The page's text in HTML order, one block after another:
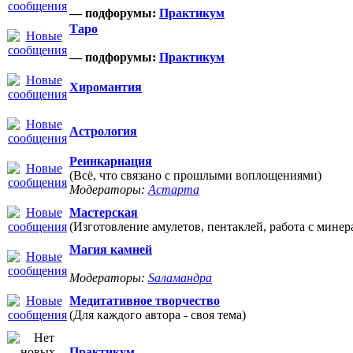
— подфорумы: Практикум
Таро
— подфорумы: Практикум
Хиромантия
Астрология
Реинкарнация
(Всё, что связано с прошлыми воплощениями)
Модераторы: Астарта
Мастерская
(Изготовление амулетов, пентаклей, работа с
Магия камней
Модераторы: Sаламандра
Медитативное творчество
(Для каждого автора - своя тема)